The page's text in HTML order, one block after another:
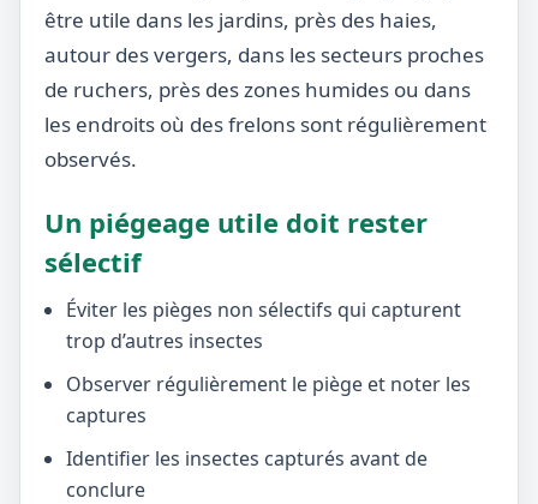
être utile dans les jardins, près des haies,
autour des vergers, dans les secteurs proches
de ruchers, près des zones humides ou dans
les endroits où des frelons sont régulièrement
observés.
Un piégeage utile doit rester
sélectif
Éviter les pièges non sélectifs qui capturent
trop d’autres insectes
Observer régulièrement le piège et noter les
captures
Identifier les insectes capturés avant de
conclure